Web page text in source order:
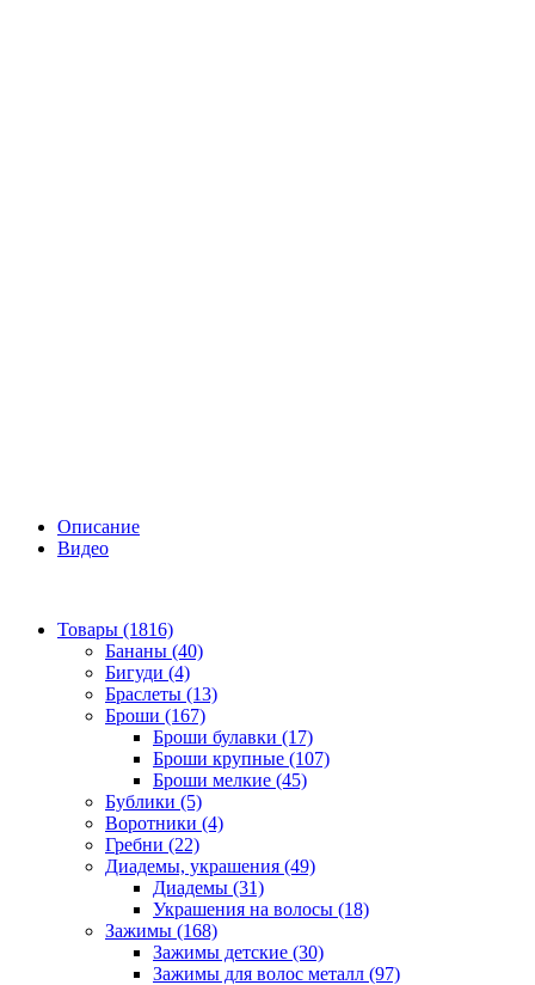
Описание
Видео
Товары (1816)
Бананы (40)
Бигуди (4)
Браслеты (13)
Броши (167)
Броши булавки (17)
Броши крупные (107)
Броши мелкие (45)
Бублики (5)
Воротники (4)
Гребни (22)
Диадемы, украшения (49)
Диадемы (31)
Украшения на волосы (18)
Зажимы (168)
Зажимы детские (30)
Зажимы для волос металл (97)